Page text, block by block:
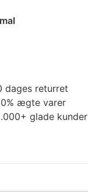
dages returret
ægte varer
glade kunder